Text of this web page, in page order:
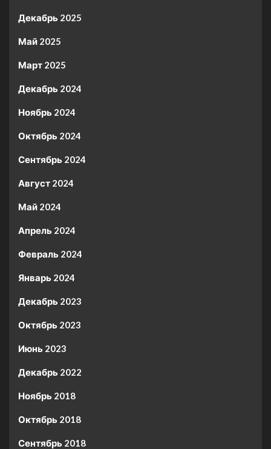
Декабрь 2025
Май 2025
Март 2025
Декабрь 2024
Ноябрь 2024
Октябрь 2024
Сентябрь 2024
Август 2024
Май 2024
Апрель 2024
Февраль 2024
Январь 2024
Декабрь 2023
Октябрь 2023
Июнь 2023
Декабрь 2022
Ноябрь 2018
Октябрь 2018
Сентябрь 2018